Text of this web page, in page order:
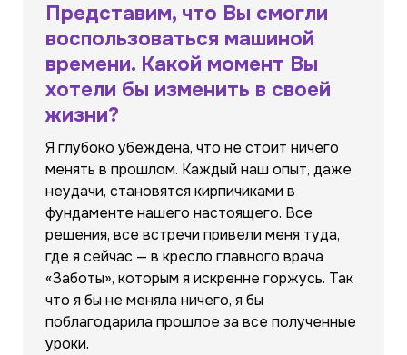
Представим, что Вы смогли
воспользоваться машиной
времени. Какой момент Вы
хотели бы изменить в своей
жизни?
Я глубоко убеждена, что не стоит ничего
менять в прошлом. Каждый наш опыт, даже
неудачи, становятся кирпичиками в
фундаменте нашего настоящего. Все
решения, все встречи привели меня туда,
где я сейчас — в кресло главного врача
«Заботы», которым я искренне горжусь. Так
что я бы не меняла ничего, я бы
поблагодарила прошлое за все полученные
уроки.